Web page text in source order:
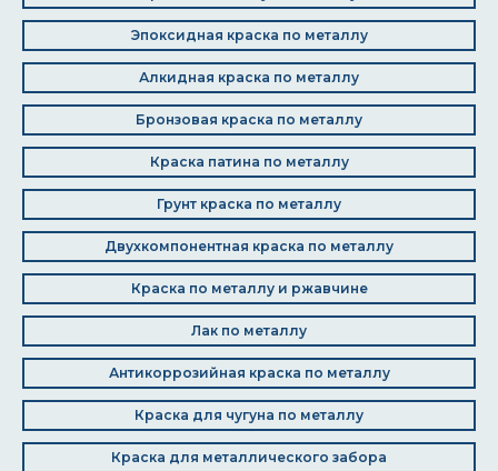
Эпоксидная краска по металлу
Алкидная краска по металлу
Бронзовая краска по металлу
Краска патина по металлу
Грунт краска по металлу
Двухкомпонентная краска по металлу
Краска по металлу и ржавчине
Лак по металлу
Антикоррозийная краска по металлу
Краска для чугуна по металлу
Краска для металлического забора